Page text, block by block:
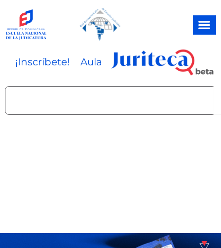
contenido
¡Inscríbete! Aula
Search